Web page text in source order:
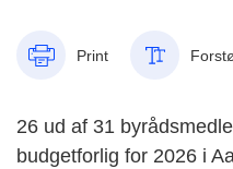
Print
26 ud af 31
budgetforlig for 2026 i